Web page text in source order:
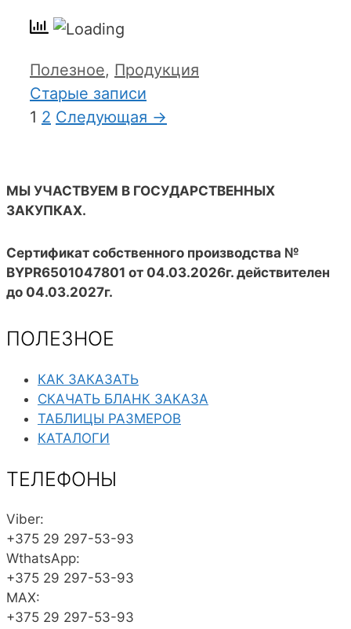
Рубрики
Полезное, Продукция
Старые записи
Страница
1 Страница
2 Следующая →
МЫ УЧАСТВУЕМ В ГОСУДАРСТВЕННЫХ
ЗАКУПКАХ.
Сертификат собственного производства №
BYPR6501047801 от 04.03.2026г. действителен
до 04.03.2027г.
ПОЛЕЗНОЕ
КАК ЗАКАЗАТЬ
СКАЧАТЬ БЛАНК ЗАКАЗА
ТАБЛИЦЫ РАЗМЕРОВ
КАТАЛОГИ
ТЕЛЕФОНЫ
Viber:
+375 29 297-53-93
WthatsApp:
+375 29 297-53-93
MAX:
+375 29 297-53-93